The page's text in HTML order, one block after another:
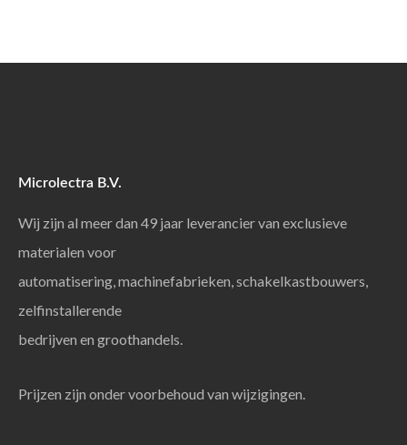
Microlectra B.V.
Wij zijn al meer dan 49 jaar leverancier van exclusieve
materialen voor
automatisering, machinefabrieken, schakelkastbouwers,
zelfinstallerende
bedrijven en groothandels.
Prijzen zijn onder voorbehoud van wijzigingen.